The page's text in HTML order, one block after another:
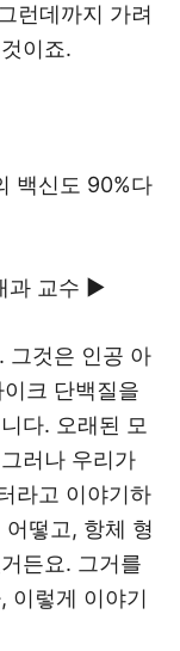
런데까지 가려
이죠.
백신도 90%다
과 교수 ▶
그것은 인공 아
크 단백질을
다. 오래된 모
러나 우리가
라고 이야기하
떻고, 항체 형
든요. 그거를
이렇게 이야기